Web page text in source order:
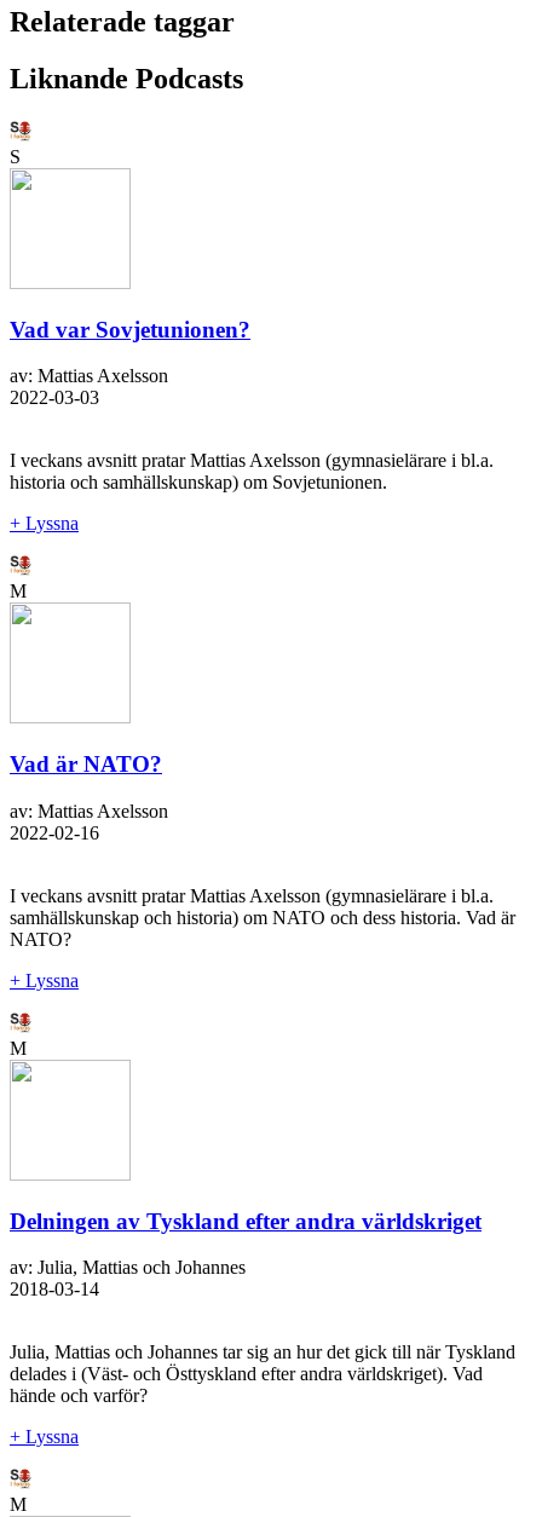
Relaterade taggar
Liknande Podcasts
S
Vad var Sovjetunionen?
av: Mattias Axelsson
2022-03-03
I veckans avsnitt pratar Mattias Axelsson (gymnasielärare i bl.a.
historia och samhällskunskap) om Sovjetunionen.
+ Lyssna
M
Vad är NATO?
av: Mattias Axelsson
2022-02-16
I veckans avsnitt pratar Mattias Axelsson (gymnasielärare i bl.a.
samhällskunskap och historia) om NATO och dess historia. Vad är
NATO?
+ Lyssna
M
Delningen av Tyskland efter andra världskriget
av: Julia, Mattias och Johannes
2018-03-14
Julia, Mattias och Johannes tar sig an hur det gick till när Tyskland
delades i (Väst- och Östtyskland efter andra världskriget). Vad
hände och varför?
+ Lyssna
M